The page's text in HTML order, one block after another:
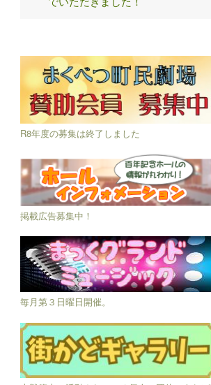
R8年度の募集は終了しました
掲載広告募集中！
毎月第３日曜日開催。